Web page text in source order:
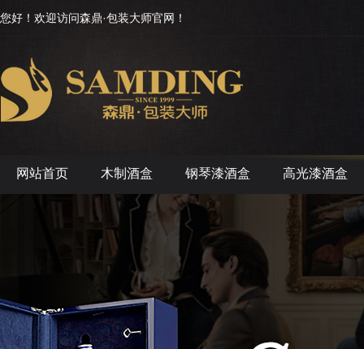
您好！欢迎访问森鼎·包装大师官网！
网站首页 木制酒盒 钢琴漆酒盒 高光漆酒盒